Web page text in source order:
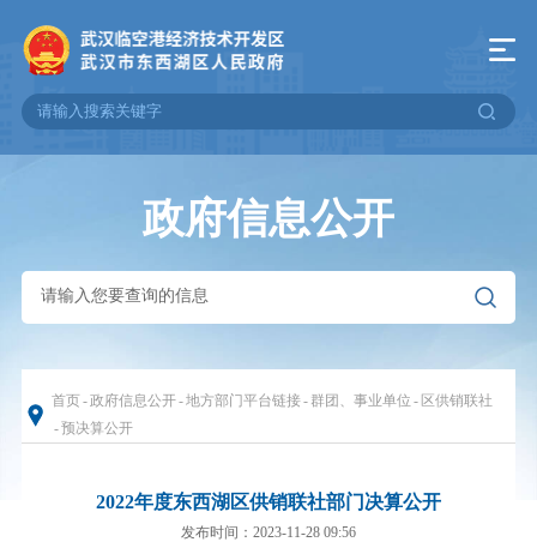
政府信息公开
首页-政府信息公开-地方部门平台链接- 群团、事业单位 - 区供销联社
-预决算公开
2022年度东西湖区供销联社部门决算公开
发布时间：2023-11-28 09:56